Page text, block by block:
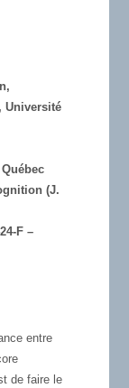
Université
(J.
F –
entre
de faire le